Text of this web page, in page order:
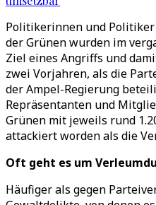
Politikerinnen und
der Grünen wurden im
Ziel eines Angriffs und
zwei Vorjahren, als die
der Ampel-Regierung
Repräsentanten und
Grünen mit jeweils rund
attackiert worden als die
Oft geht es um
Häufiger als gegen